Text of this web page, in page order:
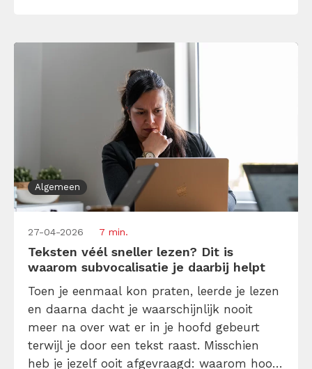
vormt dat jullie […]
Algemeen
27-04-2026 7 min.
Teksten véél sneller lezen? Dit is
waarom subvocalisatie je daarbij helpt
Toen je eenmaal kon praten, leerde je lezen
en daarna dacht je waarschijnlijk nooit
meer na over wat er in je hoofd gebeurt
terwijl je door een tekst raast. Misschien
heb je jezelf ooit afgevraagd: waarom hoor